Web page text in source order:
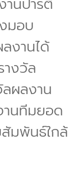
มอบ
งานได้
งวัล
ผลงาน
านทีมยอด
มพันธ์ใกล้